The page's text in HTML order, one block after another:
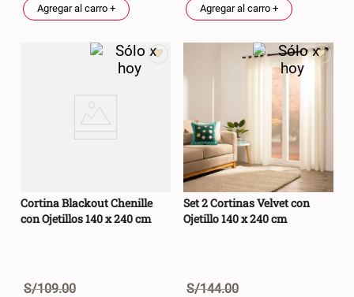
Agregar al carro + Agregar al carro +
Cortina Blackout Chenille
con Ojetillos 140 x 240 cm
S/109.00
Set 2 Cortinas Velvet con
Ojetillo 140 x 240 cm
S/144.00